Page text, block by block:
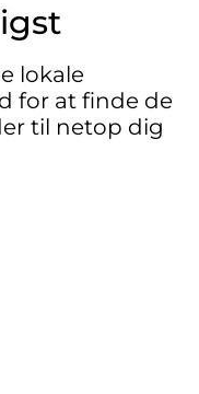
lokale
for at finde de
til netop dig